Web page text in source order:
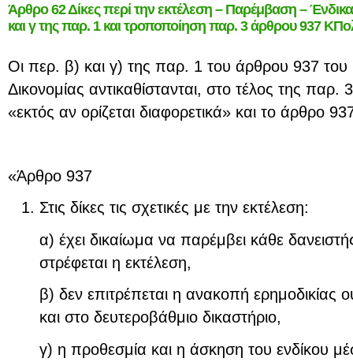
Άρθρο 62 Δίκες περί την εκτέλεση – Παρέμβαση –
και γ της παρ. 1 και τροποποίηση παρ. 3 άρθρου 937
Οι περ. β) και γ) της παρ. 1 του άρθρου 937 του
Δικονομίας αντικαθίστανται, στο τέλος της παρ.
«εκτός αν ορίζεται διαφορετικά» και το άρθρο
«Άρθρο 937
Στις δίκες τις σχετικές με την εκτέλεση:
α) έχει δικαίωμα να παρέμβει κάθε
στρέφεται η εκτέλεση,
β) δεν επιτρέπεται η ανακοπή ερημοδικίας
και στο δευτεροβάθμιο δικαστήριο,
γ) η προθεσμία και η άσκηση του ενδίκου